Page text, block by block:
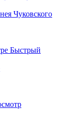
Чуковского
Быстрый